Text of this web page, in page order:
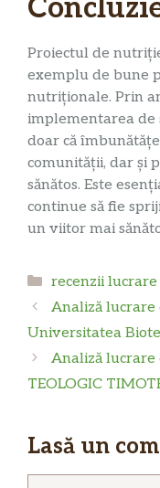
Proiectul de
exemplu de bune
nutriționale. Prin
implementarea de
doar că
comunității, dar și
sănătos. Este
continue să fie
un viitor mai
Categorii
recenzii
Analiză lucrare
Universitatea
Analiză lucrare
TEOLOGIC
Lasă un